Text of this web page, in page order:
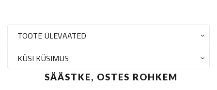
TOOTE ÜLEVAATED
KÜSI KÜSIMUS
SÄÄSTKE, OSTES ROHKEM